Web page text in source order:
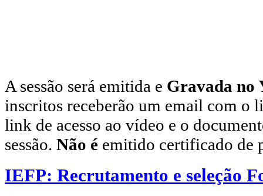
A sessão será emitida e Gravada no
inscritos receberão um email com o
link de acesso ao vídeo e o
sessão. Não é emitido certificado de
IEFP: Recrutamento e seleção